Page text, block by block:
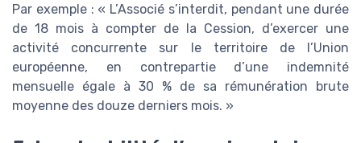
Par exemple : « L’Associé s’interdit, pendant une durée
de 18 mois à compter de la Cession, d’exercer une
activité concurrente sur le territoire de l’Union
européenne, en contrepartie d’une indemnité
mensuelle égale à 30 % de sa rémunération brute
moyenne des douze derniers mois. »